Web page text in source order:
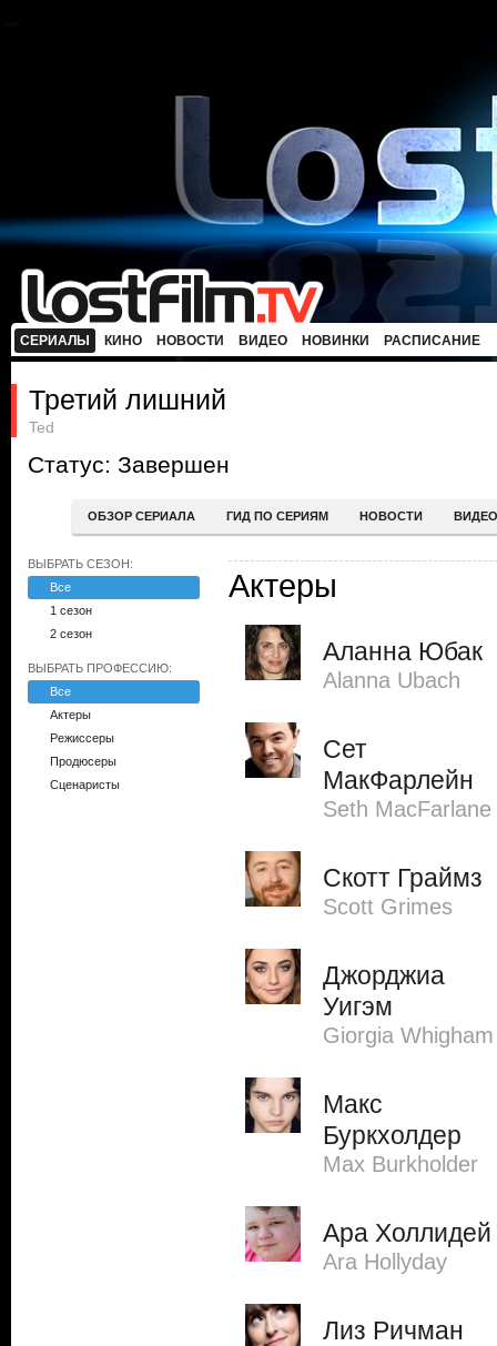
СЕРИАЛЫ КИНО НОВОСТИ ВИДЕО НОВИНКИ РАСПИСАНИЕ
Третий лишний
Ted
Статус: Завершен
ОБЗОР СЕРИАЛА ГИД ПО СЕРИЯМ НОВОСТИ ВИДЕО
ВЫБРАТЬ СЕЗОН:
Все
1 сезон
2 сезон
ВЫБРАТЬ ПРОФЕССИЮ:
Все
Актеры
Режиссеры
Продюсеры
Сценаристы
Актеры
Аланна Юбак
Alanna Ubach
Сет
МакФарлейн
Seth MacFarlane
Скотт Граймз
Scott Grimes
Джорджиа
Уигэм
Giorgia Whigham
Макс
Буркхолдер
Max Burkholder
Ара Холлидей
Ara Hollyday
Лиз Ричман